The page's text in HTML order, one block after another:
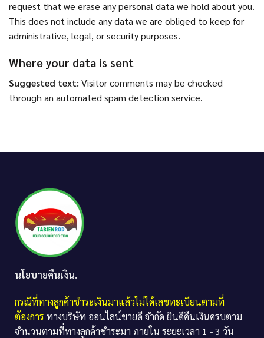
request that we erase any personal data we hold about you.
This does not include any data we are obliged to keep for
administrative, legal, or security purposes.
Where your data is sent
Suggested text: Visitor comments may be checked
through an automated spam detection service.
นโยบายคืนเงิน.
กรณีที่ทางลูกค้าชำระเงินมาแล้วไม่ได้เลขทะเบียนตามที่
ต้องการ ทางบริษัท ออนไลน์ขายดี จำกัด ยินดีคืนเงินครบตาม
จำนวนตามที่ทางลูกค้าชำระมา ภายใน ระยะเวลา 1 - 3 วัน